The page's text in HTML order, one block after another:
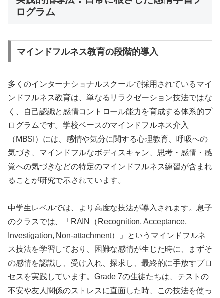
ログラム
マインドフルネス教育の段階的導入
多くのインターナショナルスクールで採用されているマイ
ンドフルネス教育は、単なるリラクゼーション技法ではな
く、自己認識と感情コントロール能力を育成する体系的プ
ログラムです。学校ベースのマインドフルネス介入
（MBSI）には、感情や気分に関する心理教育、呼吸への
気づき、マインドフルなボディスキャン、思考・感情・感
覚への気づきなどの特定のマインドフルネス練習が含まれ
ることが研究で示されています。
中学生レベルでは、より高度な技法が導入されます。息子
のクラスでは、「RAIN（Recognition, Acceptance,
Investigation, Non-attachment）」というマインドフルネ
ス技法を学習しており、困難な感情が生じた時に、まずそ
の感情を認識し、受け入れ、探求し、最終的に手放すプロ
セスを実践しています。Grade 7の生徒たちは、テストの
不安や友人関係のストレスに直面した時、この技法を使っ